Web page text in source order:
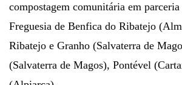
compostagem comunitária em parceria
Freguesia de Benfica do Ribatejo
Ribatejo e Granho (Salvaterra de
(Salvaterra de Magos), Pontével